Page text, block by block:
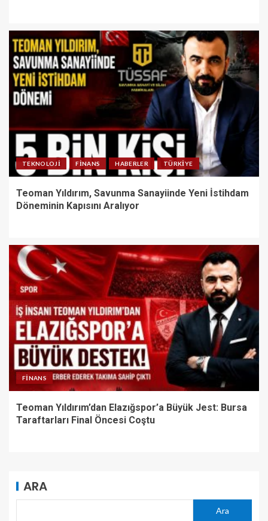
TEKNOLOJI FINANS HABERLER TÜRKIYE
Teoman Yıldırım, Savunma Sanayiinde Yeni İstihdam
Döneminin Kapısını Aralıyor
FINANS
Teoman Yıldırım’dan Elazığspor’a Büyük Jest: Bursa
Taraftarları Final Öncesi Coştu
ARA
Ara